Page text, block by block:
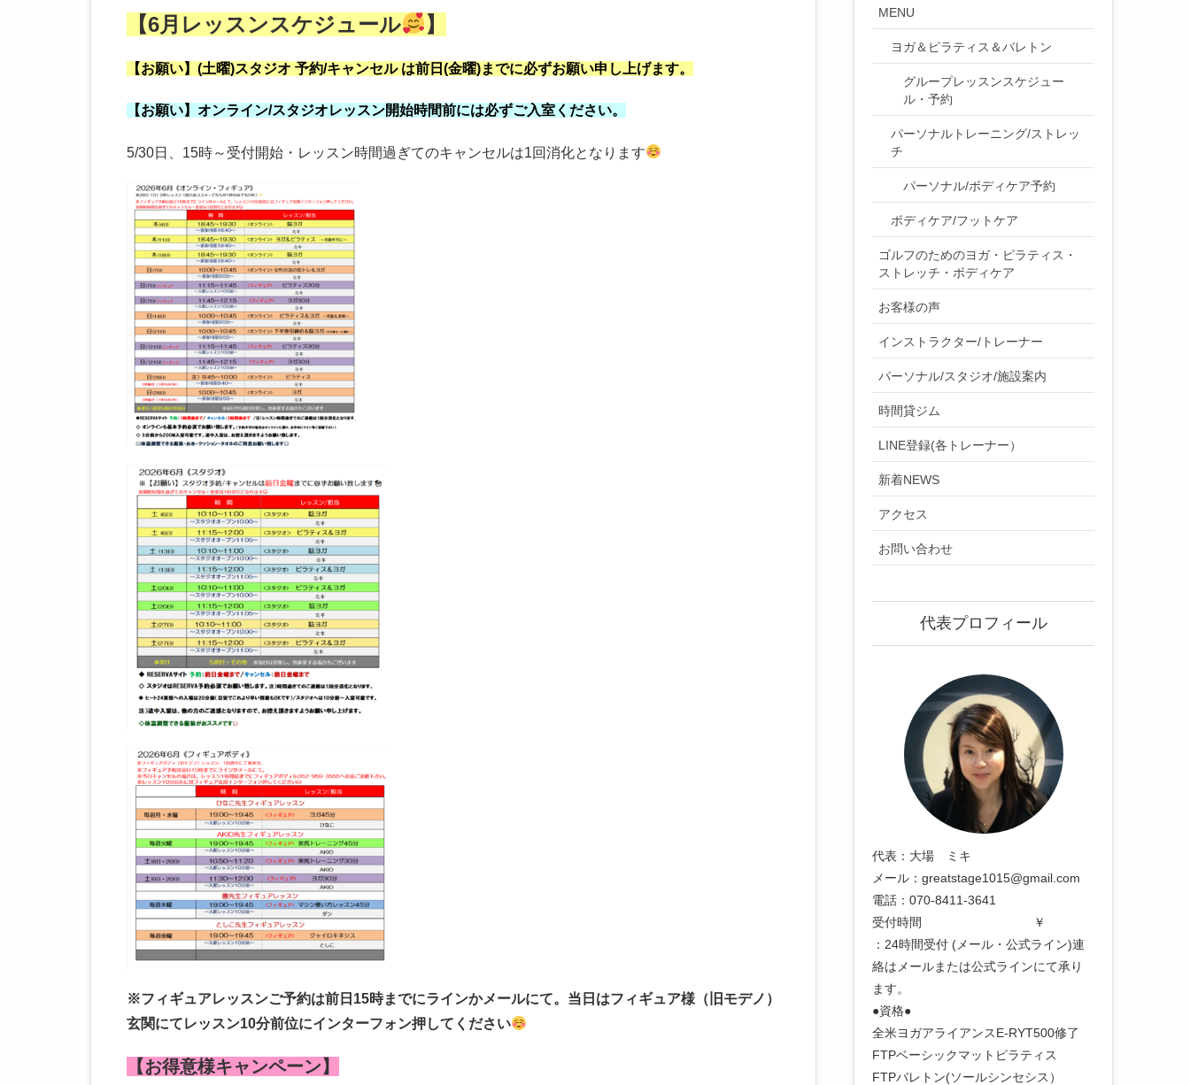
【6月レッスンスケジュール 】
【お願い】(土曜)スタジオ 予約/キャンセル は前日(金曜)までに必ずお願い申し上げます。
【お願い】オンライン/スタジオレッスン開始時間前には必ずご入室ください。
5/30日、15時～受付開始・レッスン時間過ぎてのキャンセルは1回消化となります
※フィギュアレッスンご予約は前日15時までにラインかメールにて。当日はフィギュア様（旧モデノ）
玄関にてレッスン10分前位にインターフォン押してください
【お得意様キャンペーン】
MENU
ヨガ＆ピラティス＆バレトン
グループレッスンスケジュー
ル・予約
パーソナルトレーニング/ストレッ
チ
パーソナル/ボディケア予約
ボディケア/フットケア
ゴルフのためのヨガ・ピラティス・
ストレッチ・ボディケア
お客様の声
インストラクター/トレーナー
パーソナル/スタジオ/施設案内
時間貸ジム
LINE登録(各トレーナー）
新着NEWS
アクセス
お問い合わせ
代表プロフィール
代表：大場 ミキ
メール：greatstage1015@gmail.com
電話：070-8411-3641
受付時間 ￥
：24時間受付 (メール・公式ライン)連
絡はメールまたは公式ラインにて承り
ます。
●資格●
全米ヨガアライアンスE-RYT500修了
FTPベーシックマットピラティス
FTPバレトン(ソールシンセシス）